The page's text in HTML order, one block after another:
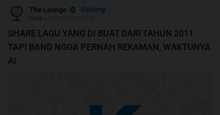
The Lounge Gabung
HXN •
SHARE LAGU YANG DI BUAT DARI TAHUN 2011
TAPI BAND NGGA PERNAH REKAMAN, WAKTUNYA
AI